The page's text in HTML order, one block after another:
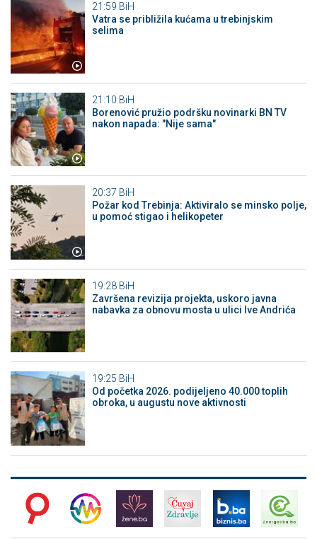
21:59 BiH
Vatra se približila kućama u trebinjskim
selima
21:10 BiH
Borenović pružio podršku novinarki BN TV
nakon napada: "Nije sama"
20:37 BiH
Požar kod Trebinja: Aktiviralo se minsko polje,
u pomoć stigao i helikopeter
19:28 BiH
Završena revizija projekta, uskoro javna
nabavka za obnovu mosta u ulici Ive Andrića
19:25 BiH
Od početka 2026. podijeljeno 40.000 toplih
obroka, u augustu nove aktivnosti